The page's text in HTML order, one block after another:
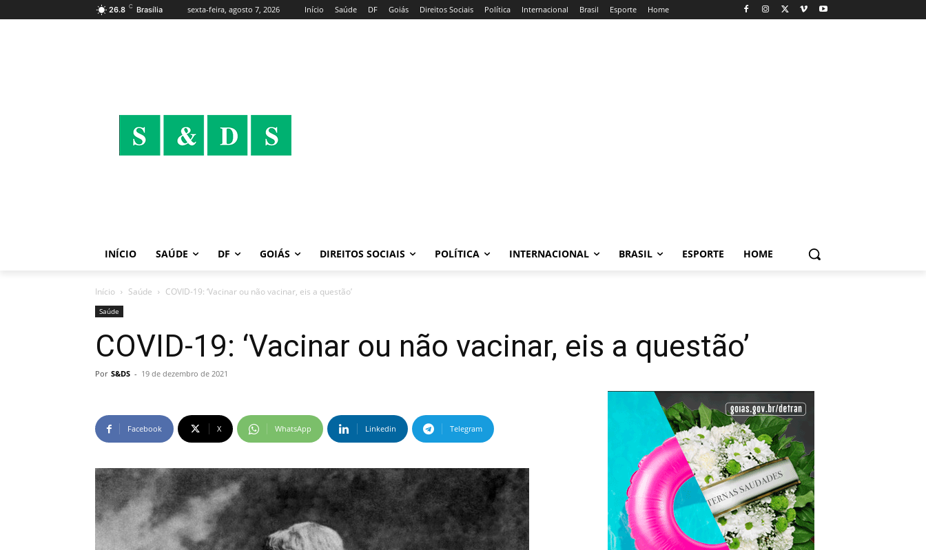
26.8 C Brasília sexta-feira, agosto 7, 2026 Início Saúde DF Goiás Direitos Sociais Política Internacional Brasil Esporte Home
INÍCIO SAÚDE DF GOIÁS DIREITOS SOCIAIS POLÍTICA INTERNACIONAL BRASIL ESPORTE HOME
Início Saúde COVID-19: ‘Vacinar ou não vacinar, eis a questão’
Saúde
COVID-19: ‘Vacinar ou não vacinar, eis a questão’
Por S&DS - 19 de dezembro de 2021
Facebook X WhatsApp Linkedin Telegram